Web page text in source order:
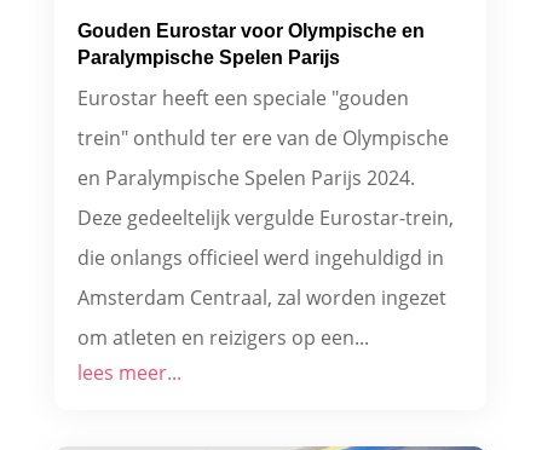
Gouden Eurostar voor Olympische en
Paralympische Spelen Parijs
Eurostar heeft een speciale "gouden
trein" onthuld ter ere van de Olympische
en Paralympische Spelen Parijs 2024.
Deze gedeeltelijk vergulde Eurostar-trein,
die onlangs officieel werd ingehuldigd in
Amsterdam Centraal, zal worden ingezet
om atleten en reizigers op een...
lees meer...